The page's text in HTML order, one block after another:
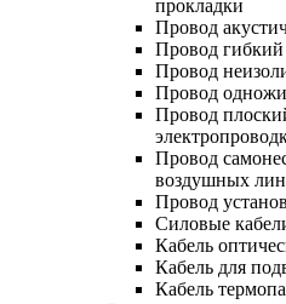
прокладки
Провод
Провод гибкий
Провод
Провод
Провод
Провод
воздушных
Провод
Силовые
Кабель
Кабель для
Кабель